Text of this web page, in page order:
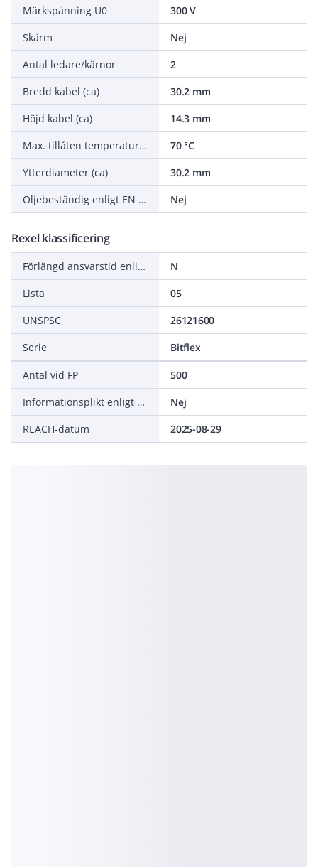
Märkspänning U0
300 V
Skärm
Nej
Antal ledare/kärnor
2
Bredd kabel (ca)
30.2 mm
Höjd kabel (ca)
14.3 mm
Max. tillåten temperatur ledare
70 °C
Ytterdiameter (ca)
30.2 mm
Oljebeständig enligt EN IEC 60811-404
Nej
Rexel klassificering
Förlängd ansvarstid enligt ALEM-09
N
Lista
05
UNSPSC
26121600
Serie
Bitflex
Antal vid FP
500
Informationsplikt enligt REACH
Nej
REACH-datum
2025-08-29